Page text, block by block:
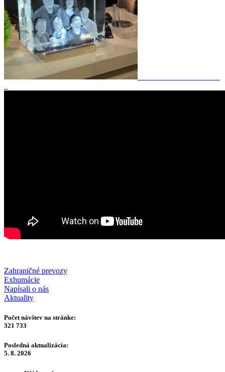
Zahraničné prevozy
Exhumácie
Napísali o nás
Aktuality
Počet návštev na stránke:
321 733
Posledná aktualizácia:
5. 8. 2026